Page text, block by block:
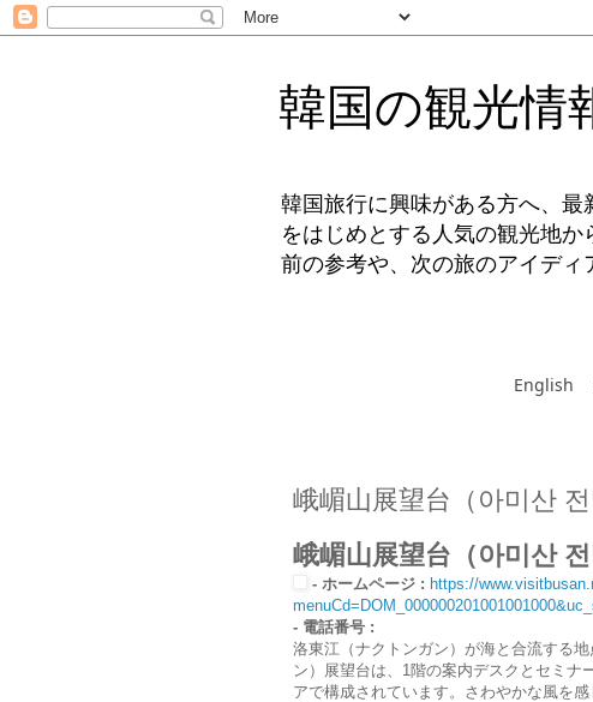
韓国の観光情
韓国旅行に興味がある方へ、
をはじめとする人気の観光地
前の参考や、次の旅のアイディ
English
峨嵋山展望台（아미산 전
峨嵋山展望台（아미산 전
- ホームページ : https://
- 電話番号 :
洛東江（ナクトンガン）が海と合流する
ン）展望台は、1階の案内デスクとセミナ
アで構成されています。さわやかな風を